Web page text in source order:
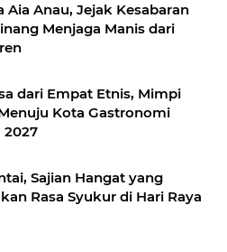
Aia Anau, Jejak Kesabaran
Menjaga Manis dari
dari Empat Etnis, Mimpi
Kota Gastronomi
2027
Sajian Hangat yang
Rasa Syukur di Hari Raya